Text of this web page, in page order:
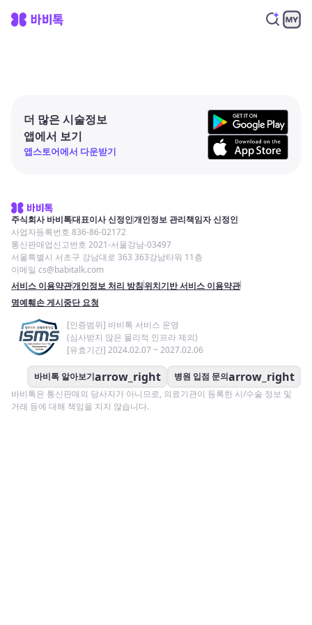
더 많은 시술정보
앱에서 보기
앱스토어에서 다운받기
주식회사 바비톡대표이사 신정인개인정보 관리책임자 신정인
사업자등록번호 836-86-02172
통신판매업신고번호 2021-서울강남-03497
서울특별시 서초구 강남대로 363 363강남타워 11층
이메일 cs@babitalk.com
서비스 이용약관개인정보 처리 방침위치기반 서비스 이용약관
명예훼손 게시중단 요청
[인증범위] 바비톡 서비스 운영
(심사받지 않은 물리적 인프라 제외)
[유효기간] 2024.02.07 ~ 2027.02.06
바비톡 알아보기arrow_right 병원 입점 문의arrow_right
바비톡은 통신판매의 당사자가 아니므로, 의료기관이 등록한 시/수술 정보 및
거래 등에 대해 책임을 지지 않습니다.